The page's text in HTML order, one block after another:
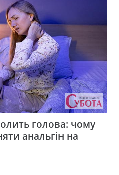
голова: чому
анальгін на